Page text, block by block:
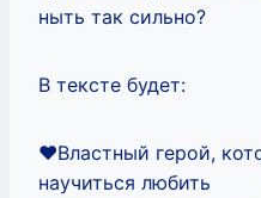
ныть так сильно?
В тексте будет:
❤️Властный герой,
научиться любить